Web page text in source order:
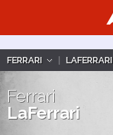
FERRARI | LAFERRARI
Ferrari
LaFerrari